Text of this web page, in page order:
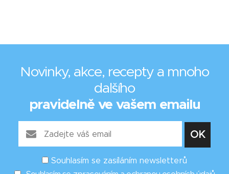
Novinky, akce, recepty a mnoho
dalšího
pravidelně ve vašem emailu
Souhlasím se zasíláním newsletterů